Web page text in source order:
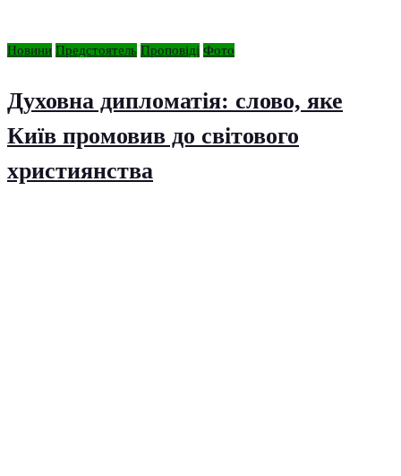
Новини Предстоятель Проповіді Фото
Духовна дипломатія: слово, яке
Київ промовив до світового
християнства